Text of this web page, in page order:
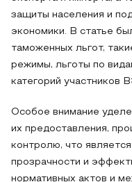
защиты населения и
экономики. В статье
таможенных льгот,
режимы, льготы по
категорий участников
Особое внимание
их предоставления,
контролю, что
прозрачности и
нормативных актов и